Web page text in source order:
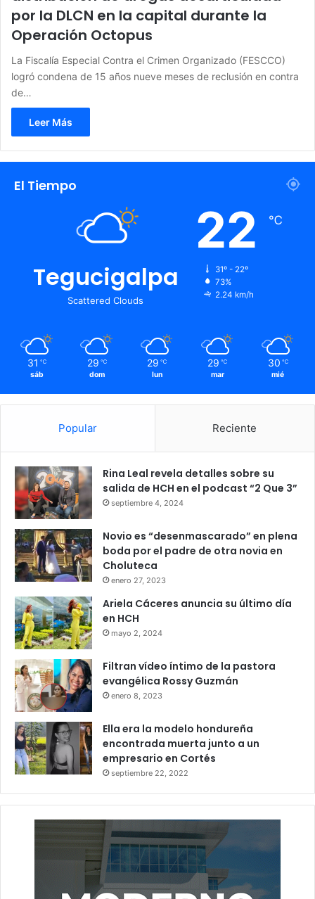
por la DLCN en la capital durante la
Operación Octopus
La Fiscalía Especial Contra el Crimen Organizado (FESCCO)
logró condena de 15 años nueve meses de reclusión en contra
de…
Leer Más
El Tiempo
Tegucigalpa
Scattered Clouds
22 ℃
31º - 22º
73%
2.24 km/h
31 ℃
sáb
29 ℃
dom
29 ℃
lun
29 ℃
mar
30 ℃
mié
Popular Reciente
Rina Leal revela detalles sobre su
salida de HCH en el podcast “2 Que 3”
septiembre 4, 2024
Novio es “desenmascarado” en plena
boda por el padre de otra novia en
Choluteca
enero 27, 2023
Ariela Cáceres anuncia su último día
en HCH
mayo 2, 2024
Filtran vídeo íntimo de la pastora
evangélica Rossy Guzmán
enero 8, 2023
Ella era la modelo hondureña
encontrada muerta junto a un
empresario en Cortés
septiembre 22, 2022